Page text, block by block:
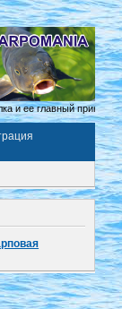
и ее главный принцип